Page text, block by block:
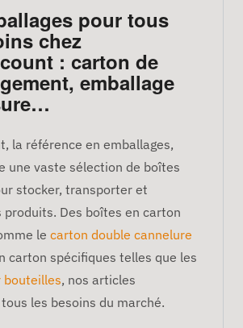
pour tous
chez
: carton de
emballage
la référence en emballages,
une vaste sélection de boîtes
stocker, transporter et
produits. Des boîtes en carton
le carton double cannelure
carton spécifiques telles que les
bouteilles, nos articles
les besoins du marché.